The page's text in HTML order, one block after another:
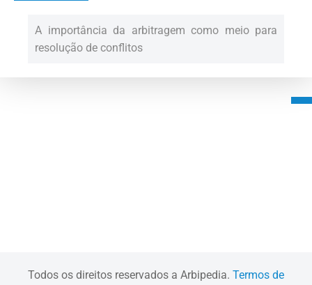
A importância da arbitragem como meio para
resolução de conflitos
Todos os direitos reservados a Arbipedia. Termos de